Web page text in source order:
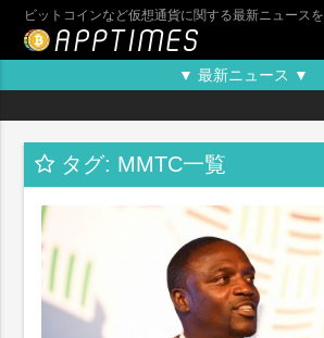
ビットコインなど仮想通貨に関する最新ニュース
▼ 最新ニュース ▼
タグ: MMTC一覧